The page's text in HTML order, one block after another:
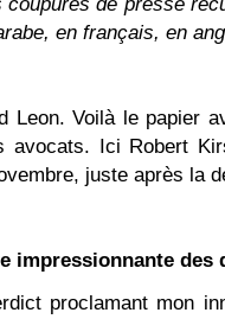
en français, en
Leon. Voilà le papier
Ici Robert
juste après la
impressionnante des
proclamant mon